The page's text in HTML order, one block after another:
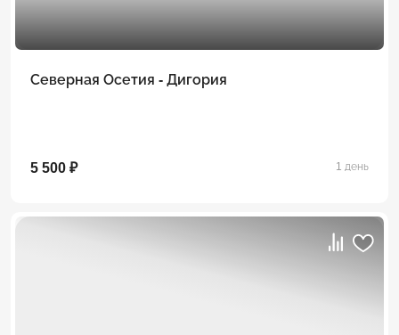
Северная Осетия - Дигория
5 500 ₽ 1 день